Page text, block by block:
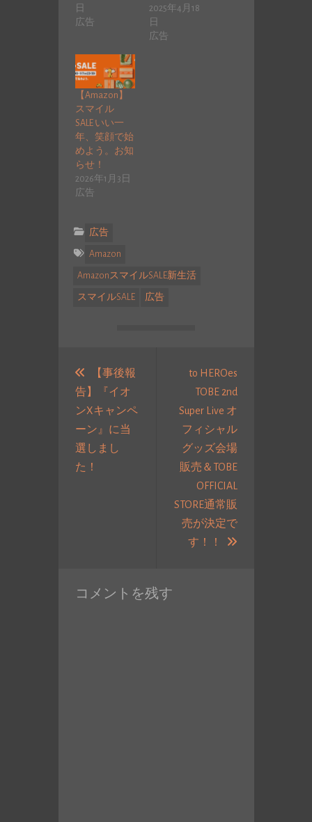
日
広告
2025年4月18
日
広告
【Amazon】
スマイル
SALE いい一
年、笑顔で始
めよう。お知
らせ！
2026年1月3日
広告
広告
Amazon
AmazonスマイルSALE新生活
スマイルSALE 広告
【事後報
告】『イオ
ンXキャンペ
ーン』に当
選しまし
た！
to HEROes
TOBE 2nd
Super Live オ
フィシャル
グッズ会場
販売＆TOBE
OFFICIAL
STORE通常販
売が決定で
す！！
次
コメントを残す